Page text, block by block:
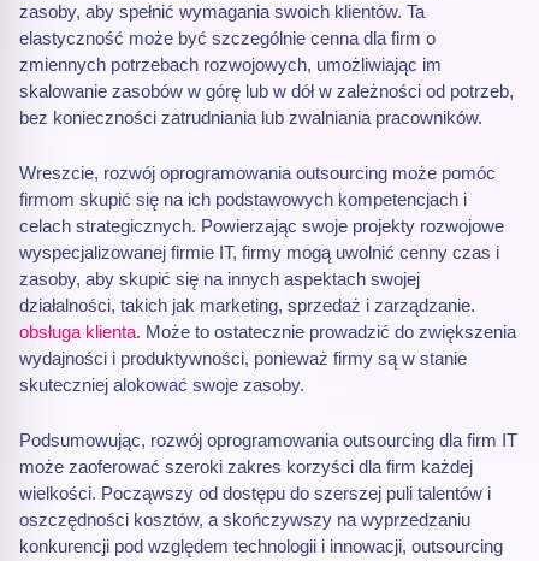
zasoby, aby spełnić wymagania swoich klientów. Ta
elastyczność może być szczególnie cenna dla firm o
zmiennych potrzebach rozwojowych, umożliwiając im
skalowanie zasobów w górę lub w dół w zależności od potrzeb,
bez konieczności zatrudniania lub zwalniania pracowników.
Wreszcie, rozwój oprogramowania outsourcing może pomóc
firmom skupić się na ich podstawowych kompetencjach i
celach strategicznych. Powierzając swoje projekty rozwojowe
wyspecjalizowanej firmie IT, firmy mogą uwolnić cenny czas i
zasoby, aby skupić się na innych aspektach swojej
działalności, takich jak marketing, sprzedaż i zarządzanie.
obsługa klienta. Może to ostatecznie prowadzić do zwiększenia
wydajności i produktywności, ponieważ firmy są w stanie
skuteczniej alokować swoje zasoby.
Podsumowując, rozwój oprogramowania outsourcing dla firm IT
może zaoferować szeroki zakres korzyści dla firm każdej
wielkości. Począwszy od dostępu do szerszej puli talentów i
oszczędności kosztów, a skończywszy na wyprzedzaniu
konkurencji pod względem technologii i innowacji, outsourcing